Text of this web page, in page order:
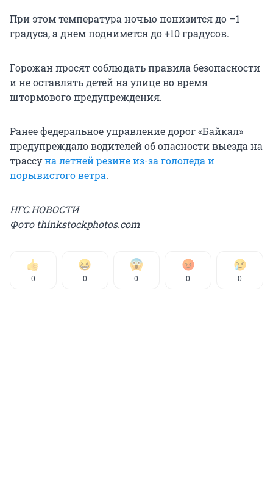
При этом температура ночью понизится до –1
градуса, а днем поднимется до +10 градусов.
Горожан просят соблюдать правила безопасности
и не оставлять детей на улице во время
штормового предупреждения.
Ранее федеральное управление дорог «Байкал»
предупреждало водителей об опасности выезда на
трассуна летней резине из-за гололеда и
порывистого ветра.
НГС.НОВОСТИ
Фото thinkstockphotos.com
0 0 0 0 0